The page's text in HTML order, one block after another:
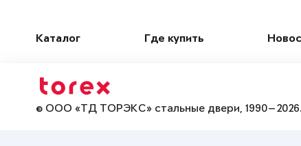
Каталог Где купить
© ООО «ТД ТОРЭКС» стальные двери,